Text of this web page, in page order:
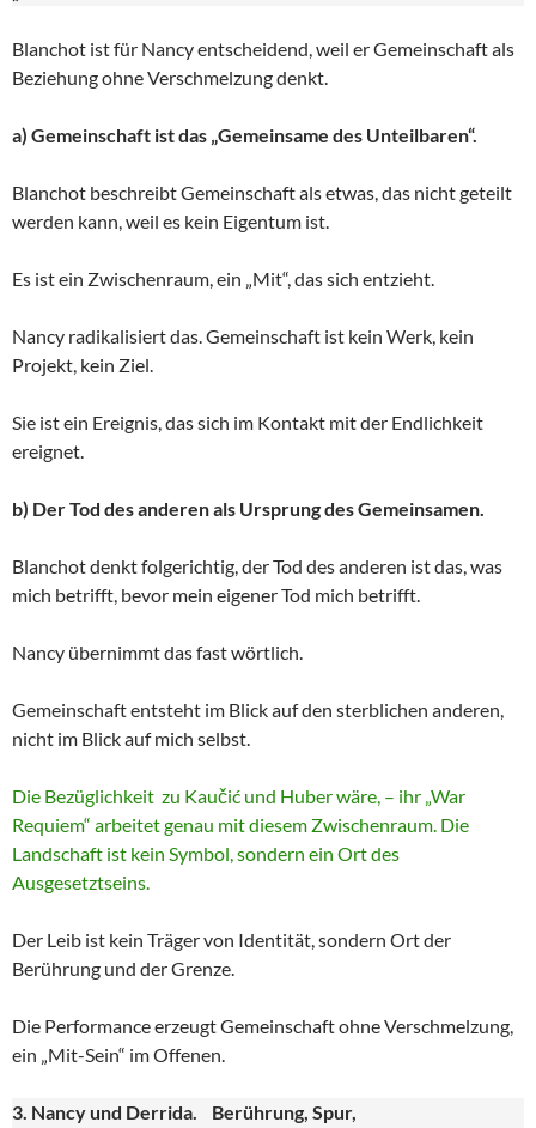
Blanchot ist für Nancy entscheidend, weil er Gemeinschaft als
Beziehung ohne Verschmelzung denkt.
a) Gemeinschaft ist das „Gemeinsame des Unteilbaren“.
Blanchot beschreibt Gemeinschaft als etwas, das nicht geteilt
werden kann, weil es kein Eigentum ist.
Es ist ein Zwischenraum, ein „Mit“, das sich entzieht.
Nancy radikalisiert das. Gemeinschaft ist kein Werk, kein
Projekt, kein Ziel.
Sie ist ein Ereignis, das sich im Kontakt mit der Endlichkeit
ereignet.
b) Der Tod des anderen als Ursprung des Gemeinsamen.
Blanchot denkt folgerichtig, der Tod des anderen ist das, was
mich betrifft, bevor mein eigener Tod mich betrifft.
Nancy übernimmt das fast wörtlich.
Gemeinschaft entsteht im Blick auf den sterblichen anderen,
nicht im Blick auf mich selbst.
Die Bezüglichkeit zu Kaučić und Huber wäre, – ihr „War
Requiem“ arbeitet genau mit diesem Zwischenraum. Die
Landschaft ist kein Symbol, sondern ein Ort des
Ausgesetztseins.
Der Leib ist kein Träger von Identität, sondern Ort der
Berührung und der Grenze.
Die Performance erzeugt Gemeinschaft ohne Verschmelzung,
ein „Mit-Sein“ im Offenen.
3. Nancy und Derrida. Berührung, Spur,